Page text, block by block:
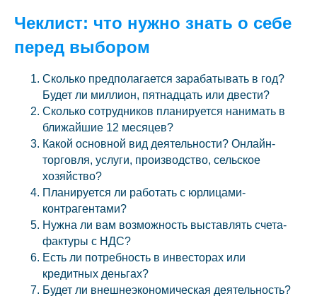
Чеклист: что нужно знать о себе
перед выбором
Сколько предполагается зарабатывать в год?
Будет ли миллион, пятнадцать или двести?
Сколько сотрудников планируется нанимать в
ближайшие 12 месяцев?
Какой основной вид деятельности? Онлайн-
торговля, услуги, производство, сельское
хозяйство?
Планируется ли работать с юрлицами-
контрагентами?
Нужна ли вам возможность выставлять счета-
фактуры с НДС?
Есть ли потребность в инвесторах или
кредитных деньгах?
Будет ли внешнеэкономическая деятельность?